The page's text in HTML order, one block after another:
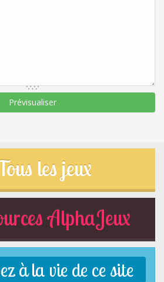
les jeux
AlphaJeux
à la vie de ce site